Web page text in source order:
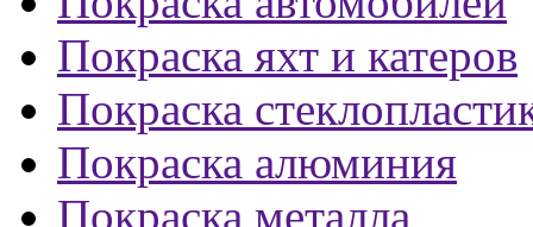
Покраска яхт и катеров
Покраска
Покраска алюминия
Покраска металла